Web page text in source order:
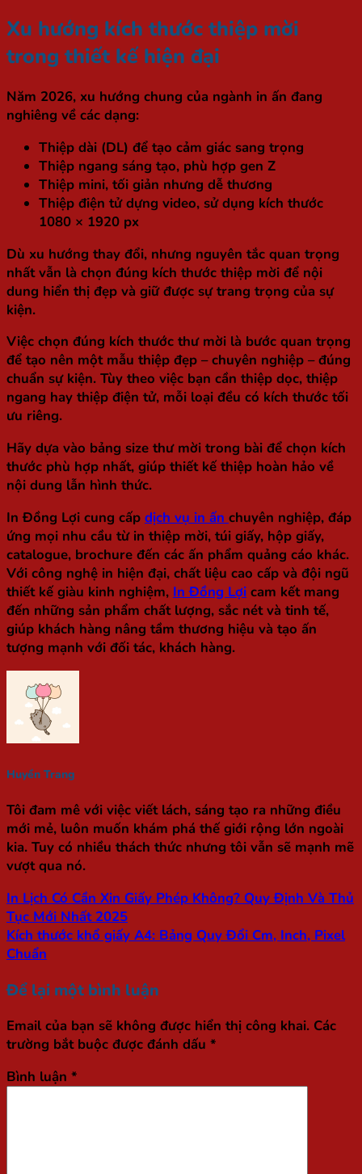
Xu hướng kích thước thiệp mời
trong thiết kế hiện đại
Năm 2026, xu hướng chung của ngành in ấn đang
nghiêng về các dạng:
Thiệp dài (DL) để tạo cảm giác sang trọng
Thiệp ngang sáng tạo, phù hợp gen Z
Thiệp mini, tối giản nhưng dễ thương
Thiệp điện tử dựng video, sử dụng kích thước
1080 × 1920 px
Dù xu hướng thay đổi, nhưng nguyên tắc quan trọng
nhất vẫn là chọn đúng kích thước thiệp mời để nội
dung hiển thị đẹp và giữ được sự trang trọng của sự
kiện.
Việc chọn đúng kích thước thư mời là bước quan trọng
để tạo nên một mẫu thiệp đẹp – chuyên nghiệp – đúng
chuẩn sự kiện. Tùy theo việc bạn cần thiệp dọc, thiệp
ngang hay thiệp điện tử, mỗi loại đều có kích thước tối
ưu riêng.
Hãy dựa vào bảng size thư mời trong bài để chọn kích
thước phù hợp nhất, giúp thiết kế thiệp hoàn hảo về
nội dung lẫn hình thức.
In Đồng Lợi cung cấp dịch vụ in ấn chuyên nghiệp, đáp
ứng mọi nhu cầu từ in thiệp mời, túi giấy, hộp giấy,
catalogue, brochure đến các ấn phẩm quảng cáo khác.
Với công nghệ in hiện đại, chất liệu cao cấp và đội ngũ
thiết kế giàu kinh nghiệm, In Đồng Lợi cam kết mang
đến những sản phẩm chất lượng, sắc nét và tinh tế,
giúp khách hàng nâng tầm thương hiệu và tạo ấn
tượng mạnh với đối tác, khách hàng.
Huyền Trang
Tôi đam mê với việc viết lách, sáng tạo ra những điều
mới mẻ, luôn muốn khám phá thế giới rộng lớn ngoài
kia. Tuy có nhiều thách thức nhưng tôi vẫn sẽ mạnh mẽ
vượt qua nó.
In Lịch Có Cần Xin Giấy Phép Không? Quy Định Và Thủ
Tục Mới Nhất 2025
Kích thước khổ giấy A4: Bảng Quy Đổi Cm, Inch, Pixel
Chuẩn
Để lại một bình luận
Email của bạn sẽ không được hiển thị công khai. Các
trường bắt buộc được đánh dấu *
Bình luận *